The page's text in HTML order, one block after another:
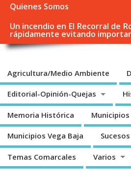
Quienes Somos
Un incendio en El Recorral de
rápidamente evitando
Agricultura/Medio Ambiente
Editorial-Opinión-Quejas
Memoria Histórica
Municipios Vega Baja
Temas Comarcales Varios